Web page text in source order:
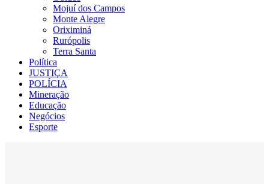
Mojuí dos Campos
Monte Alegre
Oriximiná
Rurópolis
Terra Santa
Política
JUSTIÇA
POLÍCIA
Mineração
Educação
Negócios
Esporte